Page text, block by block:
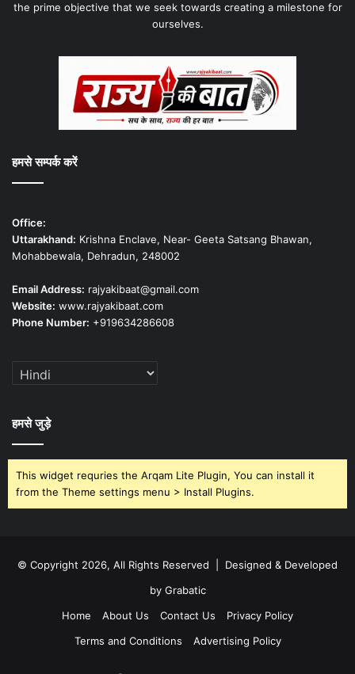
the prime objective that we seek towards creating a milestone for
ourselves.
हमसे सम्पर्क करें
Office:
Uttarakhand: Krishna Enclave, Near- Geeta Satsang Bhawan,
Mohabbewala, Dehradun, 248002
Email Address: rajyakibaat@gmail.com
Website: www.rajyakibaat.com
Phone Number: +919634286608
हमसे जुड़े
This widget requries the Arqam Lite Plugin, You can install it
from the Theme settings menu > Install Plugins.
© Copyright 2026, All Rights Reserved | Designed & Developed
by Grabatic
Home
About Us Contact Us
Privacy Policy
Terms and Conditions
Advertising Policy